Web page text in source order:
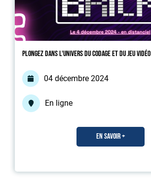
Plongez dans l'univers du codage et du jeu vidéo
04 décembre 2024
En ligne
En savoir +